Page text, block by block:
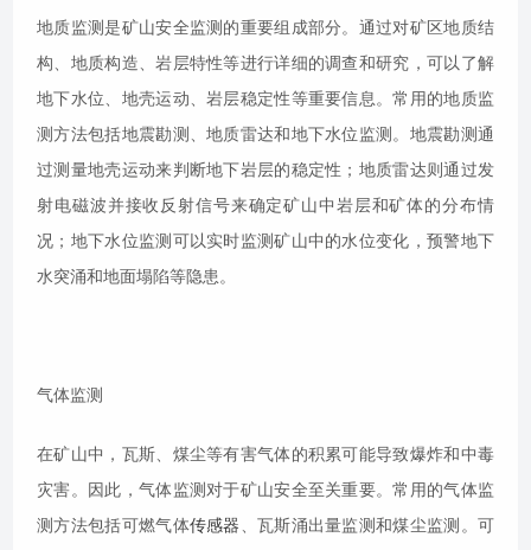
地质监测是矿山安全监测的重要组成部分。通过对矿区地质结
构、地质构造、岩层特性等进行详细的调查和研究，可以了解
地下水位、地壳运动、岩层稳定性等重要信息。常用的地质监
测方法包括地震勘测、地质雷达和地下水位监测。地震勘测通
过测量地壳运动来判断地下岩层的稳定性；地质雷达则通过发
射电磁波并接收反射信号来确定矿山中岩层和矿体的分布情
况；地下水位监测可以实时监测矿山中的水位变化，预警地下
水突涌和地面塌陷等隐患。
气体监测
在矿山中，瓦斯、煤尘等有害气体的积累可能导致爆炸和中毒
灾害。因此，气体监测对于矿山安全至关重要。常用的气体监
测方法包括可燃气体传感器
、瓦斯涌出量监测和煤尘监测。可